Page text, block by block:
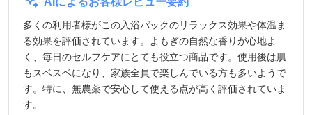
多くの利用者様がこの入浴パックのリラックス効果や体温ま
る効果を評価されています。よもぎの自然な香りが心地よ
く、毎日のセルフケアにとても役立つ商品です。使用後は肌
もスベスベになり、家族全員で楽しんでいる方も多いようで
す。特に、無農薬で安心して使える点が高く評価されていま
す。